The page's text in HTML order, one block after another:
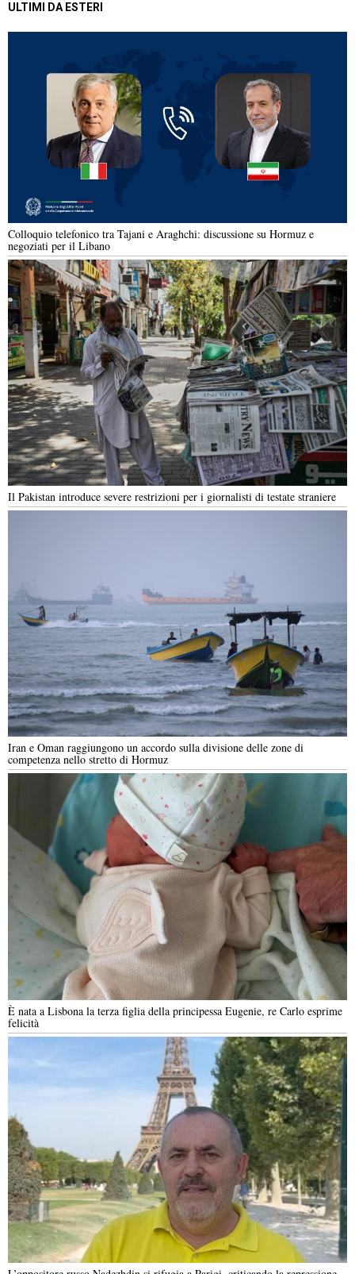
ULTIMI DA ESTERI
Colloquio telefonico tra Tajani e Araghchi: discussione su Hormuz e
negoziati per il Libano
Il Pakistan introduce severe restrizioni per i giornalisti di testate straniere
Iran e Oman raggiungono un accordo sulla divisione delle zone di
competenza nello stretto di Hormuz
È nata a Lisbona la terza figlia della principessa Eugenie, re Carlo esprime
felicità